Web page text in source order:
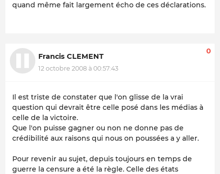
quand même fait largement écho de ces déclarations.
Francis CLEMENT
12 octobre 2008 à 00:57:43
0
Il est triste de constater que l'on glisse de la vrai
question qui devrait être celle posé dans les médias à
celle de la victoire.
Que l'on puisse gagner ou non ne donne pas de
crédibilité aux raisons qui nous on poussées a y aller.
Pour revenir au sujet, depuis toujours en temps de
guerre la censure a été la règle. Celle des états